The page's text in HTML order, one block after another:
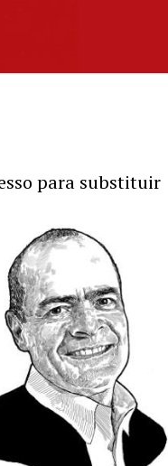
para substituir